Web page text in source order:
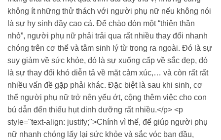
không ít những thử thách với người phụ nữ nếu không nói
là sự hy sinh đầy cao cả. Để chào đón một “thiên thần
nhỏ”, người phụ nữ phải trải qua rất nhiều thay đổi nhanh
chóng trên cơ thể và tâm sinh lý từ trong ra ngoài. Đó là sự
suy giảm về sức khỏe, đó là sự xuống cấp về sắc đẹp, đó
là sự thay đổi khó diễn tả về mặt cảm xúc,… và còn rất rất
nhiều vấn đề gặp phải khác. Đặc biệt là sau khi sinh, cơ
thể người phụ nữ trở nên yếu ớt, cộng thêm việc cho con
bú dẫn đến thiếu hụt dinh dưỡng rất nhiều.</p> <p
style="text-align: justify;">Chính vì thế, để giúp người phụ
nữ nhanh chóng lấy lại sức khỏe và sắc vóc ban đầu,